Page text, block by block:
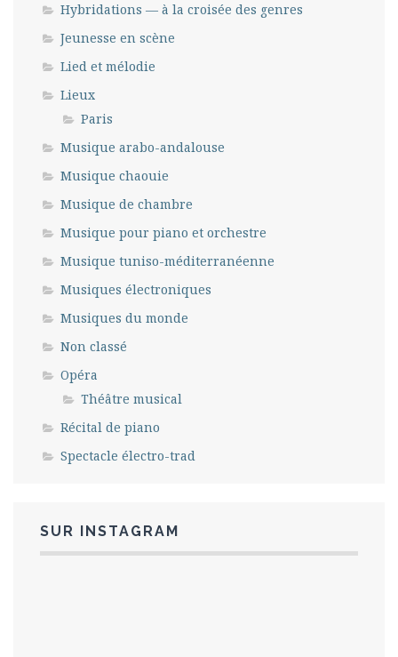
Hybridations — à la croisée des genres
Jeunesse en scène
Lied et mélodie
Lieux
Paris
Musique arabo-andalouse
Musique chaouie
Musique de chambre
Musique pour piano et orchestre
Musique tuniso-méditerranéenne
Musiques électroniques
Musiques du monde
Non classé
Opéra
Théâtre musical
Récital de piano
Spectacle électro-trad
SUR INSTAGRAM